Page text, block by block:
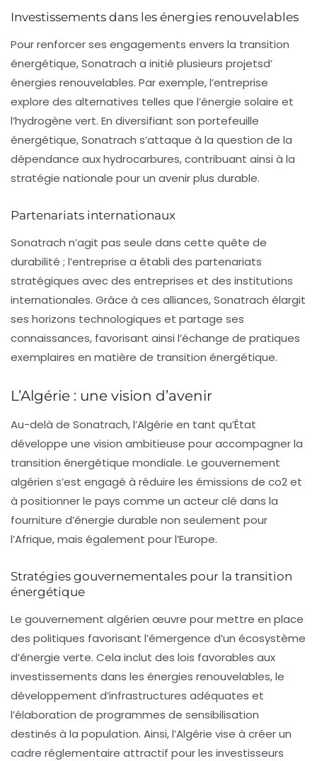
Investissements dans les énergies renouvelables
Pour renforcer ses engagements envers la transition
énergétique, Sonatrach a initié plusieurs projetsd’
énergies renouvelables. Par exemple, l’entreprise
explore des alternatives telles que l’énergie solaire et
l’hydrogène vert. En diversifiant son portefeuille
énergétique, Sonatrach s’attaque à la question de la
dépendance aux hydrocarbures, contribuant ainsi à la
stratégie nationale pour un avenir plus durable.
Partenariats internationaux
Sonatrach n’agit pas seule dans cette quête de
durabilité ; l’entreprise a établi des partenariats
stratégiques avec des entreprises et des institutions
internationales. Grâce à ces alliances, Sonatrach élargit
ses horizons technologiques et partage ses
connaissances, favorisant ainsi l’échange de pratiques
exemplaires en matière de transition énergétique.
L’Algérie : une vision d’avenir
Au-delà de Sonatrach, l’Algérie en tant qu’État
développe une vision ambitieuse pour accompagner la
transition énergétique mondiale. Le gouvernement
algérien s’est engagé à réduire les émissions de co2et
à positionner le pays comme un acteur clé dans la
fourniture d’énergie durable non seulement pour
l’Afrique, mais également pour l’Europe.
Stratégies gouvernementales pour la transition
énergétique
Le gouvernement algérien œuvre pour mettre en place
des politiques favorisant l’émergence d’un écosystème
d’énergie verte. Cela inclut des lois favorables aux
investissements dans les énergies renouvelables, le
développement d’infrastructures adéquates et
l’élaboration de programmes de sensibilisation
destinés à la population. Ainsi, l’Algérie vise à créer un
cadre réglementaire attractif pour les investisseurs